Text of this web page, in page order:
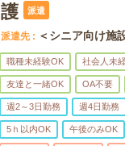
護
派遣
派遣先 ＜シニア向け施
職種未経験OK 社会人未
友達と一緒OK OA不要
週2～3日勤務 週4日勤務
5ｈ以内OK 午後のみOK